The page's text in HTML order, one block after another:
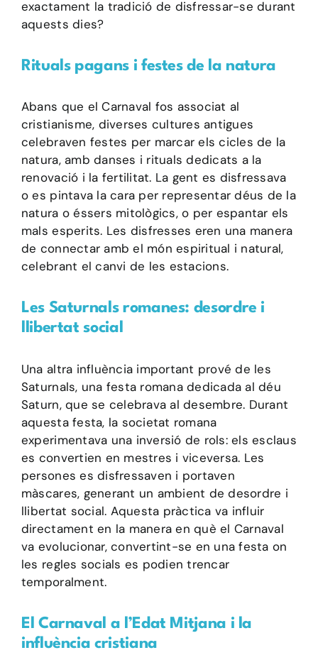
exactament la tradició de disfressar-se durant
aquests dies?
Rituals pagans i festes de la natura
Abans que el Carnaval fos associat al
cristianisme, diverses cultures antigues
celebraven festes per marcar els cicles de la
natura, amb danses i rituals dedicats a la
renovació i la fertilitat. La gent es disfressava
o es pintava la cara per representar déus de la
natura o éssers mitològics, o per espantar els
mals esperits. Les disfresses eren una manera
de connectar amb el món espiritual i natural,
celebrant el canvi de les estacions.
Les Saturnals romanes: desordre i
llibertat social
Una altra influència important prové de les
Saturnals, una festa romana dedicada al déu
Saturn, que se celebrava al desembre. Durant
aquesta festa, la societat romana
experimentava una inversió de rols: els esclaus
es convertien en mestres i viceversa. Les
persones es disfressaven i portaven
màscares, generant un ambient de desordre i
llibertat social. Aquesta pràctica va influir
directament en la manera en què el Carnaval
va evolucionar, convertint-se en una festa on
les regles socials es podien trencar
temporalment.
El Carnaval a l’Edat Mitjana i la
influència cristiana